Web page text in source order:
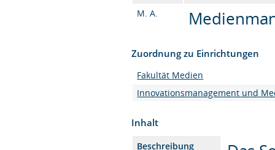
M. A.
Zuordnung zu Einrichtungen
Fakultät Medien
Innovationsmanagement und
Inhalt
Beschreibung